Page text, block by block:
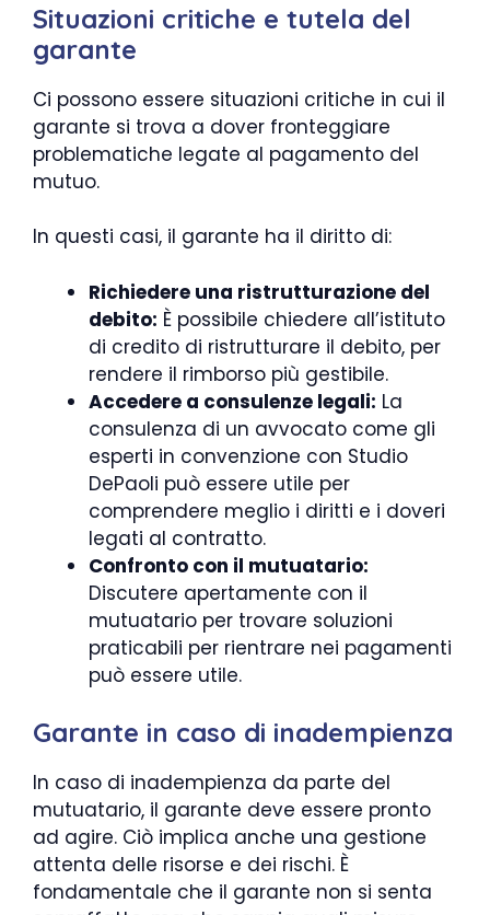
Situazioni critiche e tutela del
garante
Ci possono essere situazioni critiche in cui il
garante si trova a dover fronteggiare
problematiche legate al pagamento del
mutuo.
In questi casi, il garante ha il diritto di:
Richiedere una ristrutturazione del
debito: È possibile chiedere all’istituto
di credito di ristrutturare il debito, per
rendere il rimborso più gestibile.
Accedere a consulenze legali: La
consulenza di un avvocato come gli
esperti in convenzione con Studio
DePaoli può essere utile per
comprendere meglio i diritti e i doveri
legati al contratto.
Confronto con il mutuatario:
Discutere apertamente con il
mutuatario per trovare soluzioni
praticabili per rientrare nei pagamenti
può essere utile.
Garante in caso di inadempienza
In caso di inadempienza da parte del
mutuatario, il garante deve essere pronto
ad agire. Ciò implica anche una gestione
attenta delle risorse e dei rischi. È
fondamentale che il garante non si senta